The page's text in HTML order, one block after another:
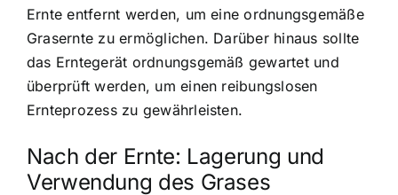
Ernte entfernt werden, um eine ordnungsgemäße
Grasernte zu ermöglichen. Darüber hinaus sollte
das Erntegerät ordnungsgemäß gewartet und
überprüft werden, um einen reibungslosen
Ernteprozess zu gewährleisten.
Nach der Ernte: Lagerung und
Verwendung des Grases